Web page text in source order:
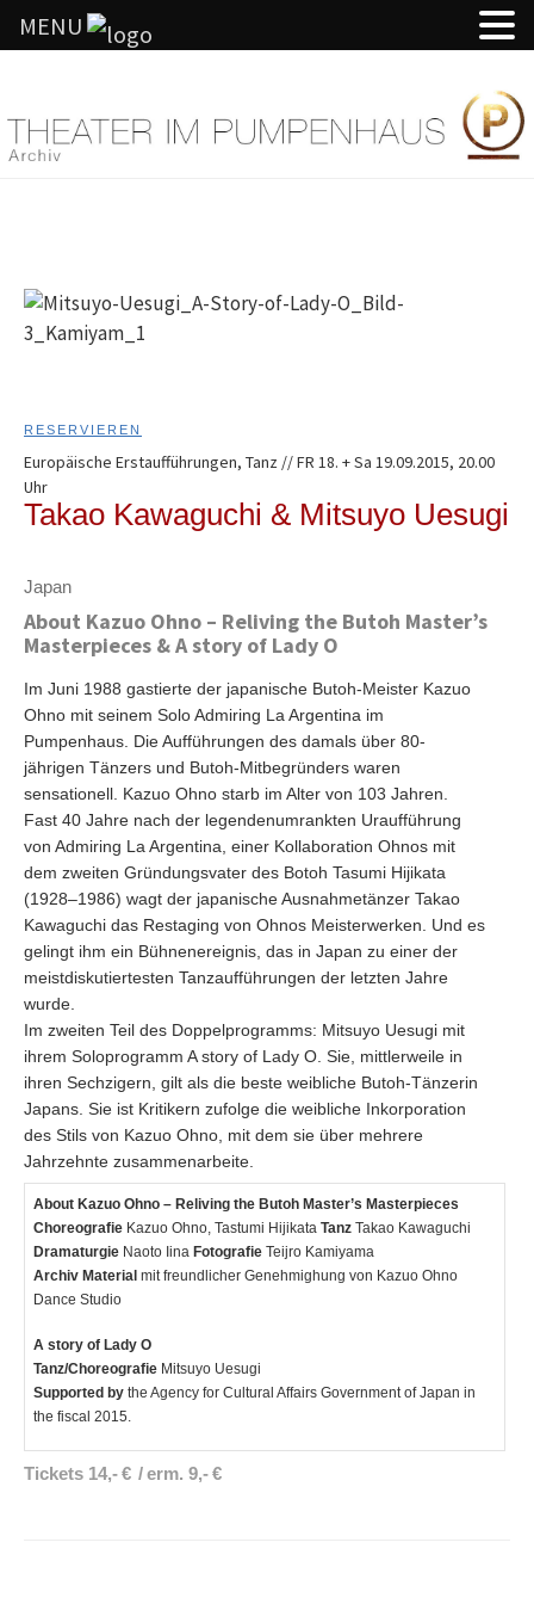
Inhalt
RESERVIEREN
Europäische Erstaufführungen, Tanz // FR 18. + Sa 19.09.2015, 20.00
Uhr
Takao Kawaguchi & Mitsuyo Uesugi
Japan
About Kazuo Ohno – Reliving the Butoh Master’s
Masterpieces & A story of Lady O
Im Juni 1988 gastierte der japanische Butoh-Meister Kazuo
Ohno mit seinem Solo Admiring La Argentina im
Pumpenhaus. Die Aufführungen des damals über 80-
jährigen Tänzers und Butoh-Mitbegründers waren
sensationell. Kazuo Ohno starb im Alter von 103 Jahren.
Fast 40 Jahre nach der legendenumrankten Uraufführung
von Admiring La Argentina, einer Kollaboration Ohnos mit
dem zweiten Gründungsvater des Botoh Tasumi Hijikata
(1928–1986) wagt der japanische Ausnahmetänzer Takao
Kawaguchi das Restaging von Ohnos Meisterwerken. Und es
gelingt ihm ein Bühnenereignis, das in Japan zu einer der
meistdiskutiertesten Tanzaufführungen der letzten Jahre
wurde.
Im zweiten Teil des Doppelprogramms: Mitsuyo Uesugi mit
ihrem Soloprogramm A story of Lady O. Sie, mittlerweile in
ihren Sechzigern, gilt als die beste weibliche Butoh-Tänzerin
Japans. Sie ist Kritikern zufolge die weibliche Inkorporation
des Stils von Kazuo Ohno, mit dem sie über mehrere
Jahrzehnte zusammenarbeite.
About Kazuo Ohno – Reliving the Butoh Master’s Masterpieces
Choreografie Kazuo Ohno, Tastumi Hijikata Tanz Takao Kawaguchi
Dramaturgie Naoto Iina Fotografie Teijro Kamiyama
Archiv Material mit freundlicher Genehmighung von Kazuo Ohno
Dance Studio
A story of Lady O
Tanz/Choreografie Mitsuyo Uesugi
Supported by the Agency for Cultural Affairs Government of Japan in
the fiscal 2015.
Tickets 14,- € / erm. 9,- €
MENU